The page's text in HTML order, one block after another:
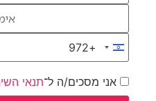
Israel +972
+972
אני מסכים/ה ל־תנאי